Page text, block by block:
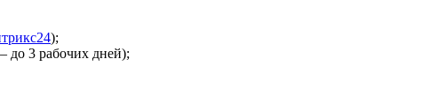
);
до 3 рабочих дней);